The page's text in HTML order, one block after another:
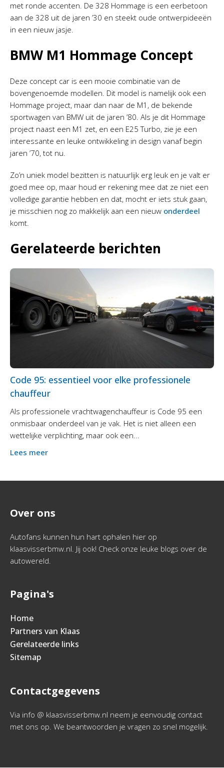
met ronde accenten. De 328 Hommage is een eerbetoon
aan de 328 uit de jaren ’30 en steekt oude ontwerpideeën
in een nieuw jasje.
BMW M1 Hommage Concept
Deze concept car is een mooie combinatie van de
bovengenoemde modellen. Dit model is namelijk ook een
Hommage project, maar dan naar de M1, de bekende
sportwagen van BMW uit de jaren ’80. Als je dit Hommage
project naast een M1 zet, en een E25 Turbo, zie je een
interessante en leuke ontwikkeling in design vanaf begin
jaren ’70, tot nu.
Zo’n uniek model bezitten is natuurlijk erg leuk en je valt er
goed mee op, maar houd er rekening mee dat ze niet een
volledige garantie hebben en dat, mocht er iets stuk gaan,
je misschien nog zo makkelijk aan een nieuw onderdeel
komt.
Gerelateerde berichten
Code 95: essentieel voor elke professionele
chauffeur
Als professionele vrachtwagenchauffeur is Code 95 een
onmisbaar onderdeel van je vak. Het is niet alleen een
wettelijke verplichting, maar ook een...
Lees meer
Over ons
Autofans kunnen hun hart ophalen hier op
klaasvisserbmw.nl. Jij ook! Check onze leuke blogs over de
autowereld.
Pagina's
Home
Partners van Klaas
Gerelateerde links
Sitemap
Contactgegevens
Via info @ klaasvisserbmw.nl neem je eenvoudig contact
met ons op. We beantwoorden je vragen zo snel mogelijk.